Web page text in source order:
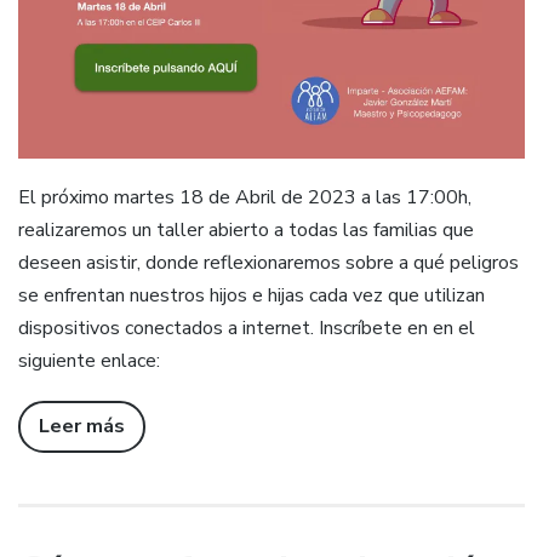
El próximo martes 18 de Abril de 2023 a las 17:00h,
realizaremos un taller abierto a todas las familias que
deseen asistir, donde reflexionaremos sobre a qué peligros
se enfrentan nuestros hijos e hijas cada vez que utilizan
dispositivos conectados a internet. Inscríbete en en el
siguiente enlace:
Leer más